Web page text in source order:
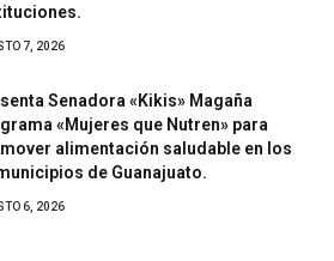
7, 2026
Senadora «Kikis» Magaña
«Mujeres que Nutren» para
alimentación saludable en los
de Guanajuato.
6, 2026